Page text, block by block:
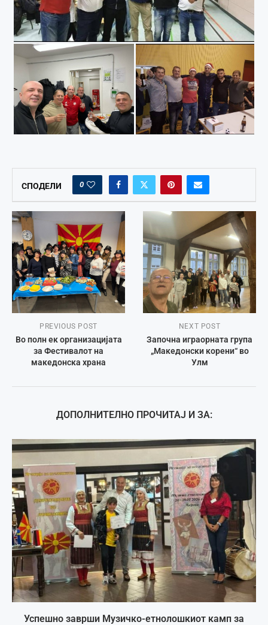
СПОДЕЛИ 0
PREVIOUS POST
Во полн ек организацијата
за Фестивалот на
македонска храна
NEXT POST
Започна играорната група
„Македонски корени“ во
Улм
ДОПОЛНИТЕЛНО ПРОЧИТАЈ И ЗА:
Успешно заврши Музичко-етнолошкиот камп за